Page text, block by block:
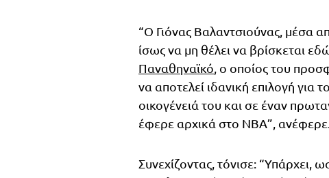
“Ο Γιόνας Βαλαντσιούνας, μέσα
ίσως να μη θέλει να βρίσκεται
Παναθηναϊκό, ο οποίος του
να αποτελεί ιδανική επιλογή για
οικογένειά του και σε έναν
έφερε αρχικά στο ΝΒΑ”,
Συνεχίζοντας, τόνισε: